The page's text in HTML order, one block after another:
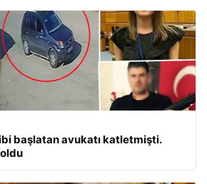
başlatan avukatı katletmişti.